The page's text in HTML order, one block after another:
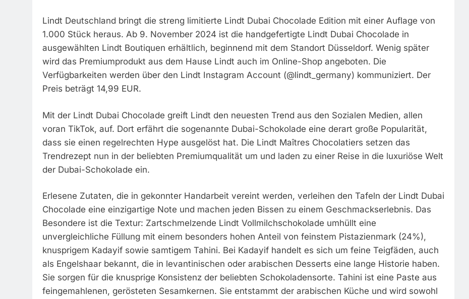
Lindt Deutschland bringt die streng limitierte Lindt Dubai Chocolade Edition mit einer Auflage von
1.000 Stück heraus. Ab 9. November 2024 ist die handgefertigte Lindt Dubai Chocolade in
ausgewählten Lindt Boutiquen erhältlich, beginnend mit dem Standort Düsseldorf. Wenig später
wird das Premiumprodukt aus dem Hause Lindt auch im Online-Shop angeboten. Die
Verfügbarkeiten werden über den Lindt Instagram Account (@lindt_germany) kommuniziert. Der
Preis beträgt 14,99 EUR.
Mit der Lindt Dubai Chocolade greift Lindt den neuesten Trend aus den Sozialen Medien, allen
voran TikTok, auf. Dort erfährt die sogenannte Dubai-Schokolade eine derart große Popularität,
dass sie einen regelrechten Hype ausgelöst hat. Die Lindt Maîtres Chocolatiers setzen das
Trendrezept nun in der beliebten Premiumqualität um und laden zu einer Reise in die luxuriöse Welt
der Dubai-Schokolade ein.
Erlesene Zutaten, die in gekonnter Handarbeit vereint werden, verleihen den Tafeln der Lindt Dubai
Chocolade eine einzigartige Note und machen jeden Bissen zu einem Geschmackserlebnis. Das
Besondere ist die Textur: Zartschmelzende Lindt Vollmilchschokolade umhüllt eine
unvergleichliche Füllung mit einem besonders hohen Anteil von feinstem Pistazienmark (24%),
knusprigem Kadayif sowie samtigem Tahini. Bei Kadayif handelt es sich um feine Teigfäden, auch
als Engelshaar bekannt, die in levantinischen oder arabischen Desserts eine lange Historie haben.
Sie sorgen für die knusprige Konsistenz der beliebten Schokoladensorte. Tahini ist eine Paste aus
feingemahlenen, gerösteten Sesamkernen. Sie entstammt der arabischen Küche und wird sowohl